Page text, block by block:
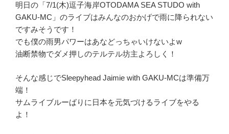
明日の「7/1(木)逗子海岸OTODAMA SEA STUDO with
GAKU-MC」のライブはみんなのおかげで雨に降られない
ですみそうです！
でも僕の雨男パワーはあなどっちゃいけないよw
油断禁物でダメ押しのテルテル坊主よろしく！
そんな感じでSleepyhead Jaimie with GAKU-MCは準備万
端！
サムライブルーばりに日本を元気づけるライブをやる
よ！